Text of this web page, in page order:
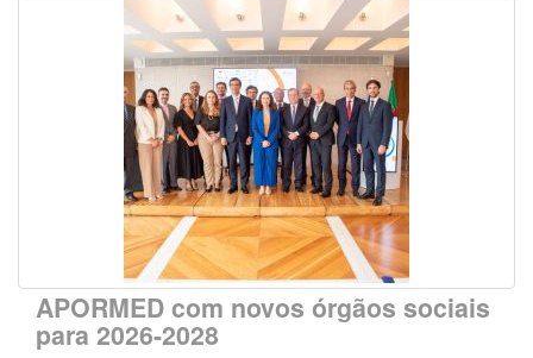
APORMED com novos órgãos sociais
para 2026-2028